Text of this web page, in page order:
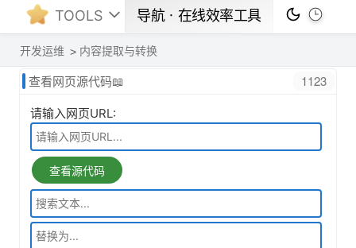
TOOLS 导航ㆍ在线效率工具
开发运维 内容提取与转换
查看网页源代码📖 1123
请输入网页URL:
查看源代码